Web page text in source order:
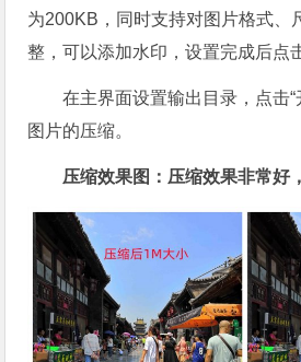
为200KB，同时支持对图片格式、
整，可以添加水印，设置完成后点击
在主界面设置输出目录，点击
图片的压缩。
压缩效果图：压缩效果非常好